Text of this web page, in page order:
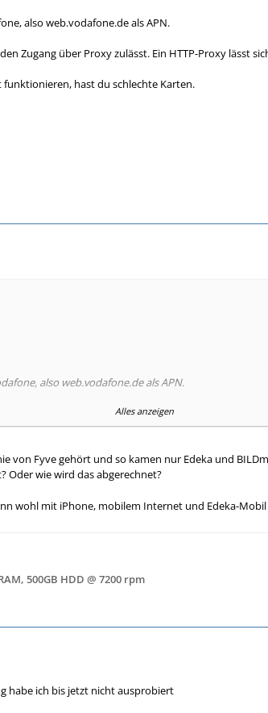
also web.vodafone.de als APN.
Zugang über Proxy zulässt. Ein HTTP-Proxy lässt
hast du schlechte Karten.
also web.vodafone.de als APN.
den Zugang über Proxy zulässt. Ein HTTP-Proxy
funktionieren, hast du schlechte Karten.
Alles anzeigen
von Fyve gehört und so kamen nur Edeka und
Oder wie wird das abgerechnet?
wohl mit iPhone, mobilem Internet und Edeka-Mobil
500GB HDD @ 7200 rpm
habe ich bis jetzt nicht ausprobiert